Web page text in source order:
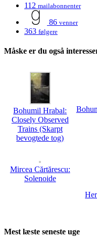
112 mailabonnenter
86 venner
363 følgere
Måske er du også
Bohumil Hrabal:
Closely Observed
Trains (Skarpt
bevogtede tog)
Mircea Cărtărescu:
Solenoide
Mest læste seneste uge